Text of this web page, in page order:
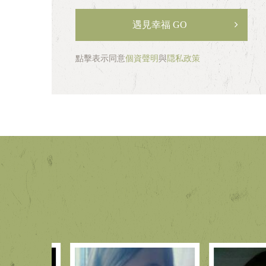
遇見幸福 GO
點擊表示同意個資聲明與隠私政策